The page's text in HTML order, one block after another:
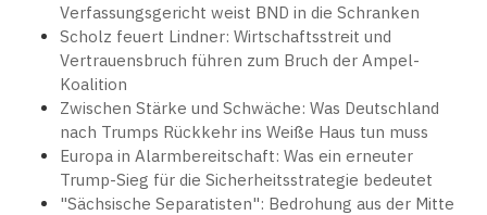
Verfassungsgericht weist BND in die Schranken
Scholz feuert Lindner: Wirtschaftsstreit und
Vertrauensbruch führen zum Bruch der Ampel-
Koalition
Zwischen Stärke und Schwäche: Was Deutschland
nach Trumps Rückkehr ins Weiße Haus tun muss
Europa in Alarmbereitschaft: Was ein erneuter
Trump-Sieg für die Sicherheitsstrategie bedeutet
"Sächsische Separatisten": Bedrohung aus der Mitte